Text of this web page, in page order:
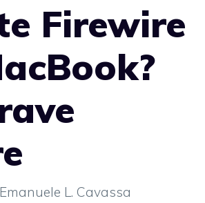
Firewire
Emanuele L. Cavassa